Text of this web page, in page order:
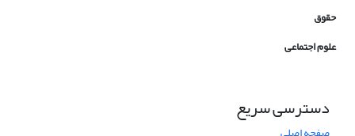
حقوق
علوم اجتماعی
دسترسی سریع